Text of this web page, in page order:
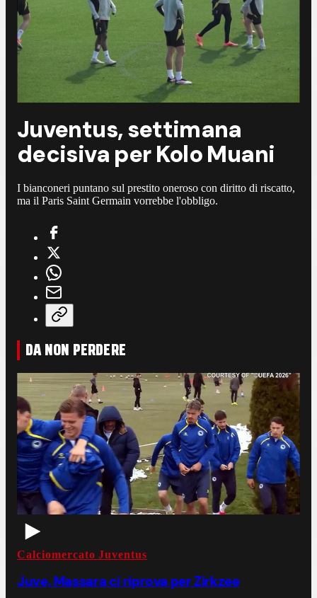
Juventus, settimana
decisiva per Kolo Muani
I bianconeri puntano sul prestito oneroso con diritto di riscatto,
ma il Paris Saint Germain vorrebbe l'obbligo.
DA NON PERDERE
Calciomercato Juventus
Juve, Massara ci riprova per Zirkzee